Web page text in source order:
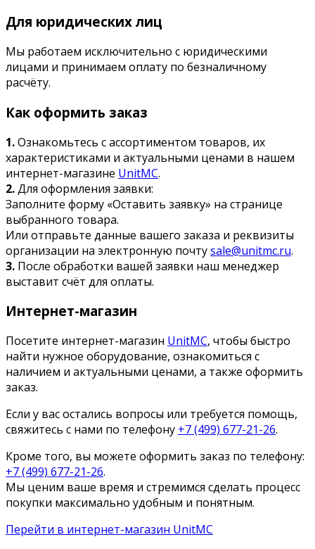
Для юридических лиц
Мы работаем исключительно с юридическими
лицами и принимаем оплату по безналичному
расчёту.
Как оформить заказ
1.Ознакомьтесь с ассортиментом товаров, их
характеристиками и актуальными ценами в нашем
интернет-магазине UnitMC.
2.Для оформления заявки:
Заполните форму «Оставить заявку» на странице
выбранного товара.
Или отправьте данные вашего заказа и реквизиты
организации на электронную почтуsale@unitmc.ru.
3. После обработки вашей заявки наш менеджер
выставит счёт для оплаты.
Интернет-магазин
Посетите интернет-магазин UnitMC, чтобы быстро
найти нужное оборудование, ознакомиться с
наличием и актуальными ценами, а также оформить
заказ.
Если у вас остались вопросы или требуется помощь,
свяжитесь с нами по телефону +7 (499) 677-21-26.
Кроме того, вы можете оформить заказ по телефону:
+7 (499) 677-21-26.
Мы ценим ваше время и стремимся сделать процесс
покупки максимально удобным и понятным.
Перейти в интернет-магазин UnitMC